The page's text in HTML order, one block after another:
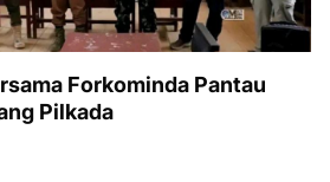
Forkominda Pantau
Pilkada